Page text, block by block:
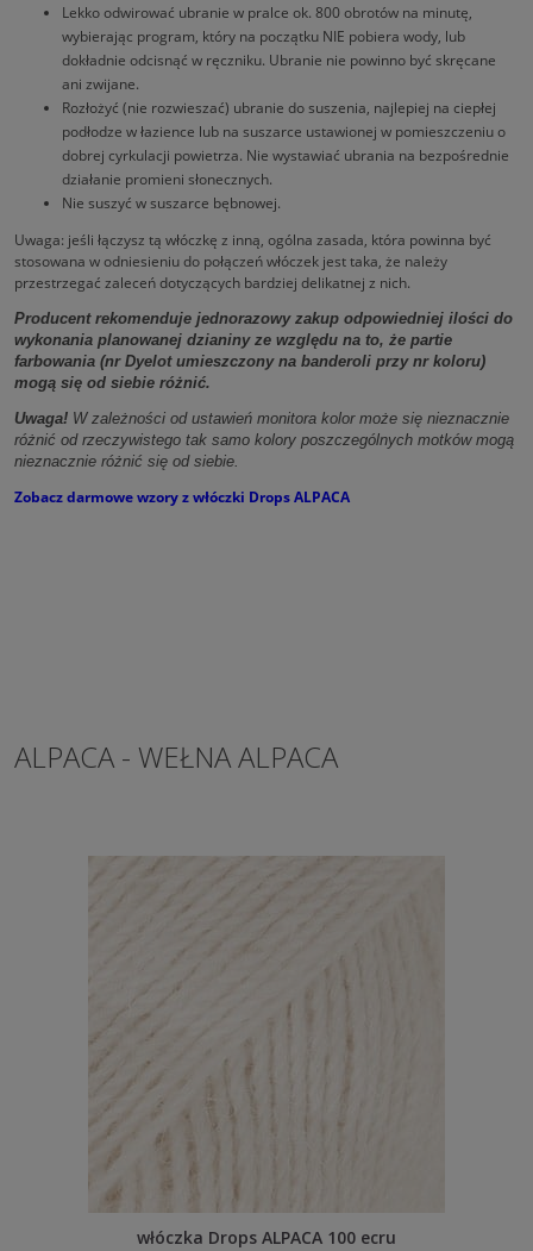
Lekko odwirować ubranie w pralce ok. 800 obrotów na minutę,
wybierając program, który na początku NIE pobiera wody, lub
dokładnie odcisnąć w ręczniku. Ubranie nie powinno być skręcane
ani zwijane.
Rozłożyć (nie rozwieszać) ubranie do suszenia, najlepiej na ciepłej
podłodze w łazience lub na suszarce ustawionej w pomieszczeniu o
dobrej cyrkulacji powietrza. Nie wystawiać ubrania na bezpośrednie
działanie promieni słonecznych.
Nie suszyć w suszarce bębnowej.
Uwaga: jeśli łączysz tą włóczkę z inną, ogólna zasada, która powinna być
stosowana w odniesieniu do połączeń włóczek jest taka, że należy
przestrzegać zaleceń dotyczących bardziej delikatnej z nich.
Producent rekomenduje jednorazowy zakup odpowiedniej ilości do
wykonania planowanej dzianiny ze względu na to, że partie
farbowania (nr Dyelot umieszczony na banderoli przy nr koloru)
mogą się od siebie różnić.
Uwaga! W zależności od ustawień monitora kolor może się nieznacznie
różnić od rzeczywistego tak samo kolory poszczególnych motków mogą
nieznacznie różnić się od siebie.
Zobacz darmowe wzory z włóczki Drops ALPACA
ALPACA - WEŁNA ALPACA
włóczka Drops ALPACA 100 ecru